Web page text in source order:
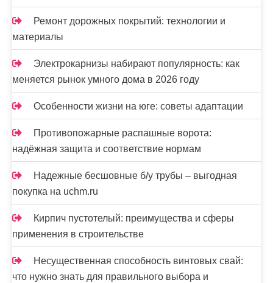
Ремонт дорожных покрытий: технологии и
материалы
Электрокарнизы набирают популярность: как
меняется рынок умного дома в 2026 году
Особенности жизни на юге: советы адаптации
Противопожарные распашные ворота:
надёжная защита и соответствие нормам
Надежные бесшовные б/у трубы – выгодная
покупка на uchm.ru
Кирпич пустотелый: преимущества и сферы
применения в строительстве
Несущественная способность винтовых свай:
что нужно знать для правильного выбора и